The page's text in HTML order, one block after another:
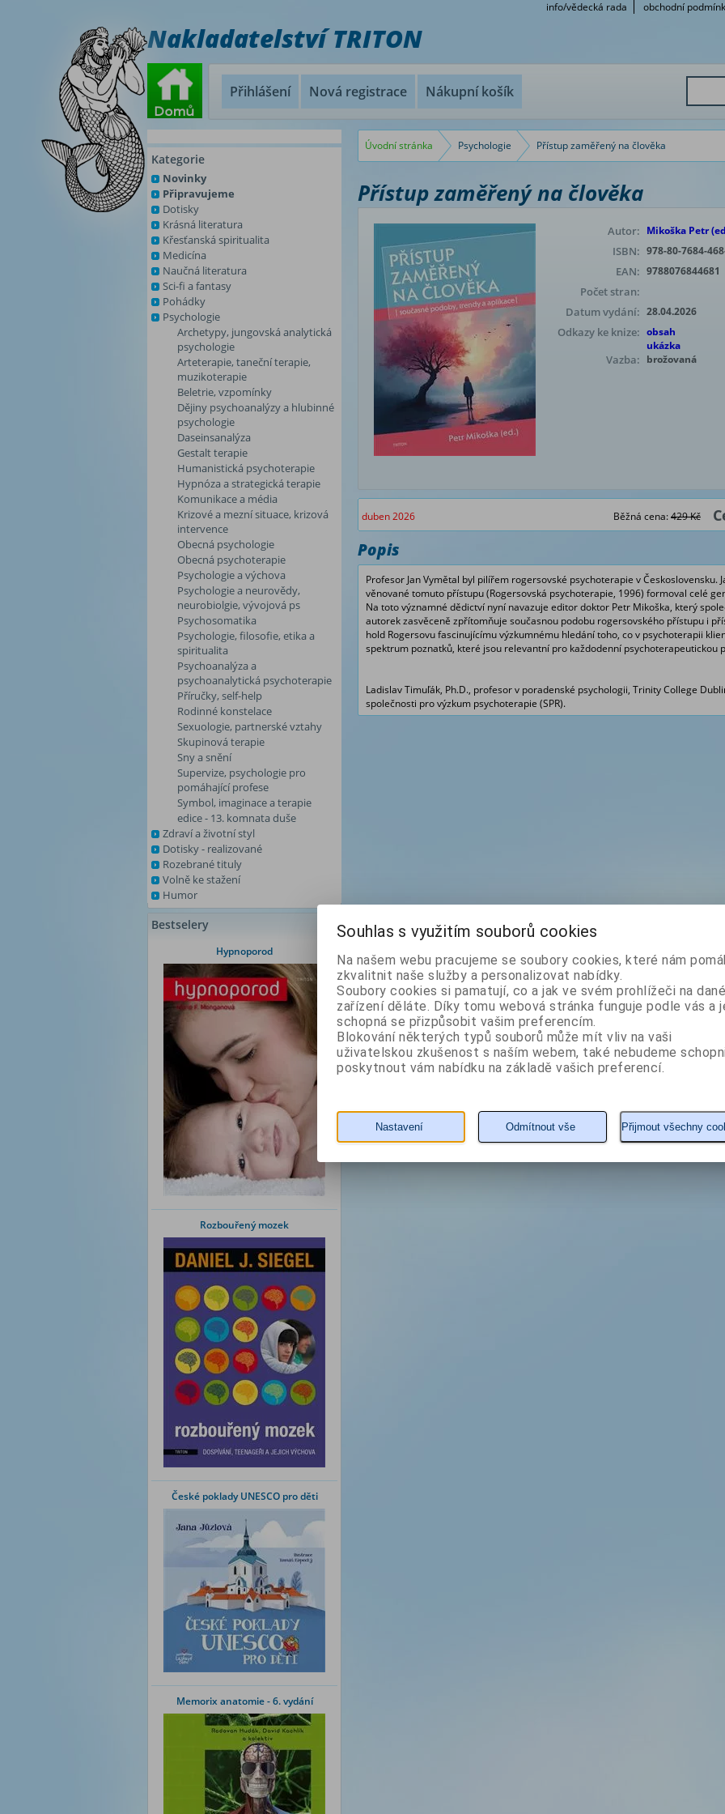
info/vědecká rada obchodní
Nakladatelství TRITON
Přihlášení Nová registrace Nákupní košík
Kategorie
Novinky
Připravujeme
Dotisky
Krásná literatura
Křesťanská spiritualita
Medicína
Naučná literatura
Sci-fi a fantasy
Pohádky
Psychologie
Archetypy, jungovská analytická
psychologie
Arteterapie, taneční terapie,
muzikoterapie
Beletrie, vzpomínky
Dějiny psychoanalýzy a hlubinné
psychologie
Daseinsanalýza
Gestalt terapie
Humanistická psychoterapie
Hypnóza a strategická terapie
Komunikace a média
Krizové a mezní situace, krizová
intervence
Obecná psychologie
Obecná psychoterapie
Psychologie a výchova
Psychologie a neurovědy,
neurobiolgie, vývojová ps
Psychosomatika
Psychologie, filosofie, etika a
spiritualita
Psychoanalýza a
psychoanalytická psychoterapie
Příručky, self-help
Rodinné konstelace
Sexuologie, partnerské vztahy
Skupinová terapie
Sny a snění
Supervize, psychologie pro
pomáhající profese
Symbol, imaginace a terapie
edice - 13. komnata duše
Zdraví a životní styl
Dotisky - realizované
Rozebrané tituly
Volně ke stažení
Humor
Bestselery
Hypnoporod
Rozbouřený mozek
České poklady UNESCO pro děti
Memorix anatomie - 6. vydání
Úvodní stránka Psychologie Přístup zaměřený na člověka
Přístup zaměřený na člověka
Autor: Mikoška Petr
ISBN: 978-80-7684-
EAN: 9788076844681
Počet stran:
Datum vydání: 28.04.2026
Odkazy ke knize: obsah
ukázka
Vazba: brožovaná
duben 2026 Běžná cena:429 Kč
Popis
Profesor Jan Vymětal byl pilířem rogersovské psychoterapie v
věnované tomuto přístupu (Rogersovská psychoterapie, 1996) formoval celé
Na toto významné dědictví nyní navazuje editor doktor Petr Mikoška, který
autorek zasvěceně zpřítomňuje současnou podobu rogersovského přístupu i
hold Rogersovu fascinujícímu výzkumnému hledání toho, co v psychoterapii
spektrum poznatků, které jsou relevantní pro každodenní psychoterapeutickou
Ladislav Timuľák, Ph.D., profesor v poradenské psychologii, Trinity College
společnosti pro výzkum psychoterapie (SPR).
Souhlas s využitím souborů cookies
Na našem webu pracujeme se soubory cookies, které nám
zkvalitnit naše služby a personalizovat nabídky.
Soubory cookies si pamatují, co a jak ve svém prohlížeči na
zařízení děláte. Díky tomu webová stránka funguje podle vás a
schopná se přizpůsobit vašim preferencím.
Blokování některých typů souborů může mít vliv na vaši
uživatelskou zkušenost s naším webem, také nebudeme
poskytnout vám nabídku na základě vašich preferencí.
Nastavení Odmítnout vše Přijmout všechny